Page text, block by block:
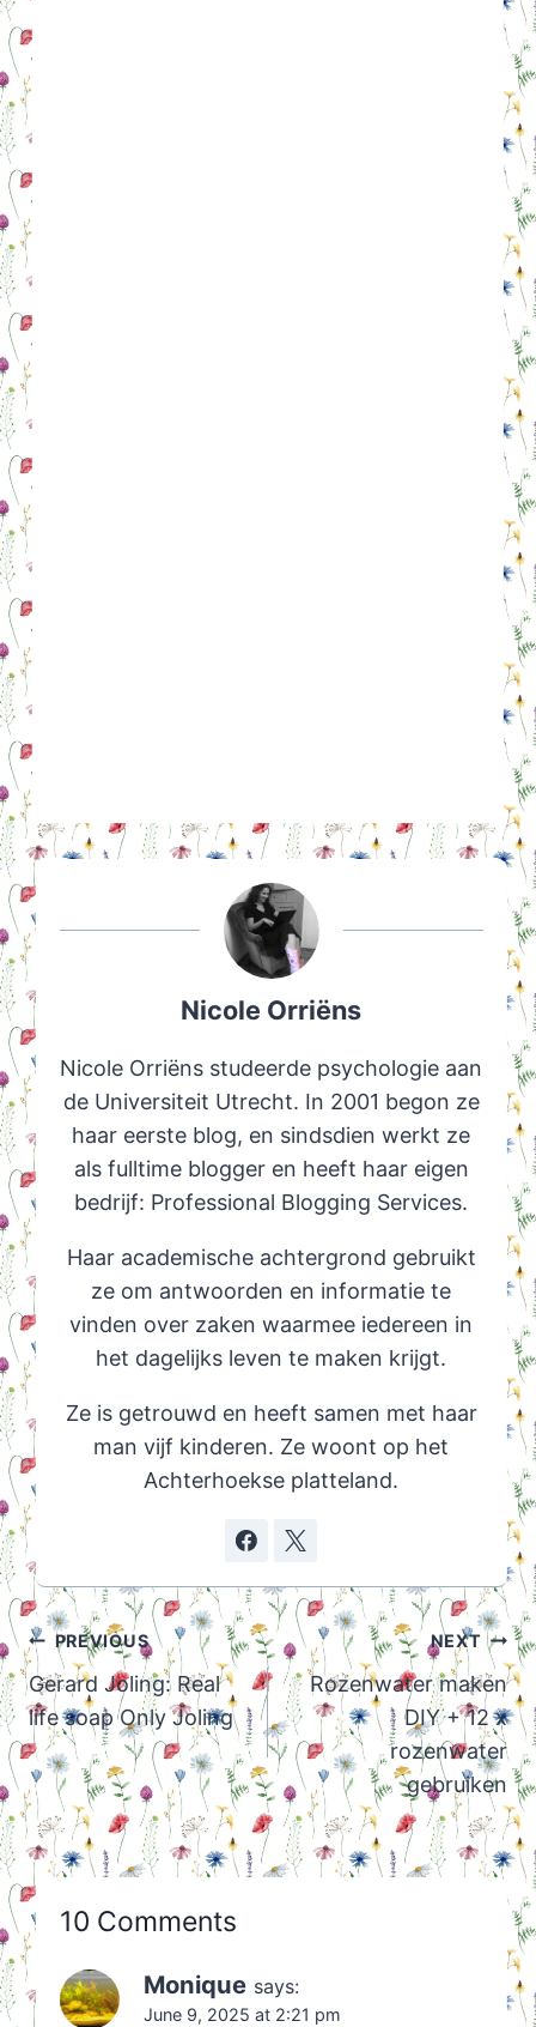
Nicole Orriëns
Nicole Orriëns studeerde psychologie aan
de Universiteit Utrecht. In 2001 begon ze
haar eerste blog, en sindsdien werkt ze
als fulltime blogger en heeft haar eigen
bedrijf: Professional Blogging Services.
Haar academische achtergrond gebruikt
ze om antwoorden en informatie te
vinden over zaken waarmee iedereen in
het dagelijks leven te maken krijgt.
Ze is getrouwd en heeft samen met haar
man vijf kinderen. Ze woont op het
Achterhoekse platteland.
Post
navigation
PREVIOUS
Gerard Joling: Real
life soap Only Joling
NEXT
Rozenwater maken
DIY + 12 x
rozenwater
gebruiken
10 Comments
Monique says:
June 9, 2025 at 2:21 pm